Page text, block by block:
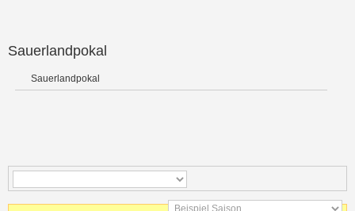
Sauerlandpokal
Sauerlandpokal